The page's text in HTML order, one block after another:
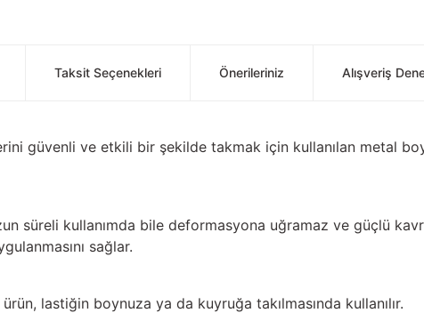
Taksit Seçenekleri Önerileriniz Alışveriş
güvenli ve etkili bir şekilde takmak için kullanılan metal
süreli kullanımda bile deformasyona uğramaz ve güçlü
sağlar.
lastiğin boynuza ya da kuyruğa takılmasında kullanılır.